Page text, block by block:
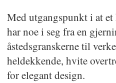
Med utgangspunkt i at
har noe i seg fra en
åstedsgranskerne til
heldekkende, hvite
for elegant design.